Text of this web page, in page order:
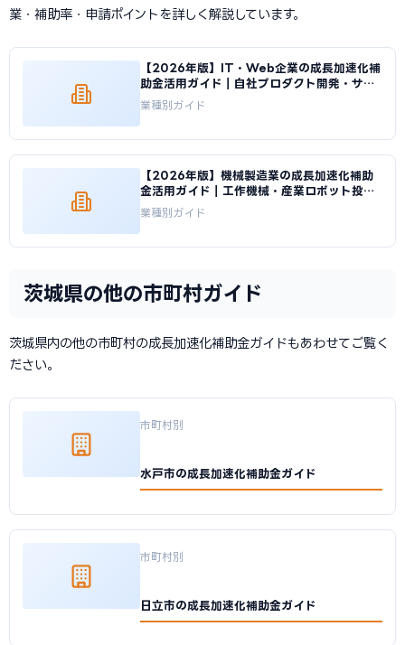
業・補助率・申請ポイントを詳しく解説しています。
【2026年版】IT・Web企業の成長加速化補
助金活用ガイド｜自社プロダクト開発・サー
バ基盤整備の申請方法｜成長加速化補助金ナ
ビ
業種別ガイド
【2026年版】機械製造業の成長加速化補助
金活用ガイド｜工作機械・産業ロボット投資
の申請方法｜成長加速化補助金ナビ
業種別ガイド
茨城県の他の市町村ガイド
茨城県内の他の市町村の成長加速化補助金ガイドもあわせてご覧く
ださい。
市町村別
水戸市の成長加速化補助金ガイド
市町村別
日立市の成長加速化補助金ガイド